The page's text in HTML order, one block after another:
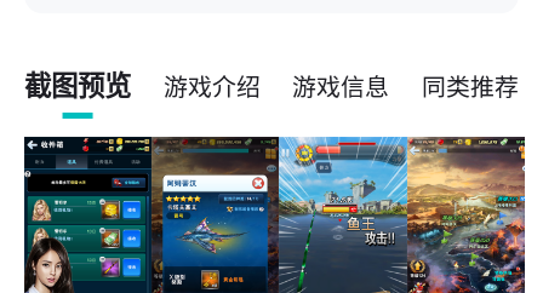
截图预览 游戏介绍 游戏信息 同类推荐